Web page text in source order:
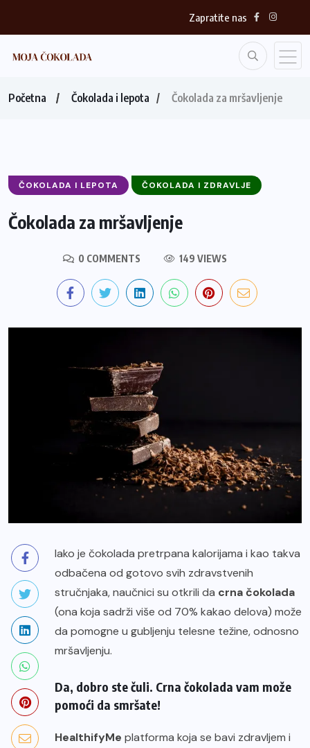
Zapratite nas
Početna Čokolada i lepota Čokolada za mršavljenje
ČOKOLADA I LEPOTA ČOKOLADA I ZDRAVLJE
Čokolada za mršavljenje
0 COMMENTS 149 VIEWS
Iako je čokolada pretrpana kalorijama i kao takva
odbačena od gotovo svih zdravstvenih
stručnjaka, naučnici su otkrili da crna čokolada
(ona koja sadrži više od 70% kakao delova) može
da pomogne u gubljenju telesne težine, odnosno
mršavljenju.
Da, dobro ste čuli. Crna čokolada vam može
pomoći da smršate!
HealthifyMe platforma koja se bavi zdravljem i